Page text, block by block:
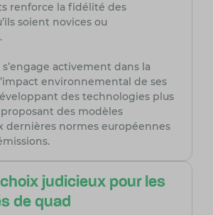
renforce la fidélité des
soient novices ou
s’engage activement dans la
environnemental de ses
des technologies plus
des modèles
dernières normes européennes
judicieux pour les
de quad